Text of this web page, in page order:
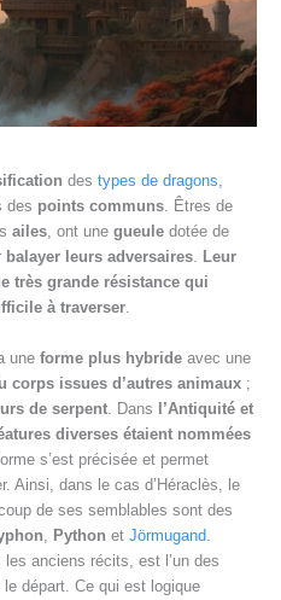
des types de dragons,
des points communs. Êtres de
ailes, ont une gueule dotée de
balayer leurs adversaires. Leur
très grande résistance qui
à traverser.
une forme plus hybride avec une
corps issues d’autres animaux ;
de serpent . Dans l’Antiquité et
diverses étaient nommées
s’est précisée et permet
Ainsi, dans le cas d’Héraclès, le
de ses semblables sont des
Python et Jörmugand
anciens récits, est l’un des
départ. Ce qui est logique